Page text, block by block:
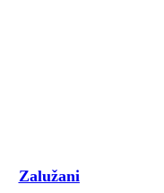
Zalužani